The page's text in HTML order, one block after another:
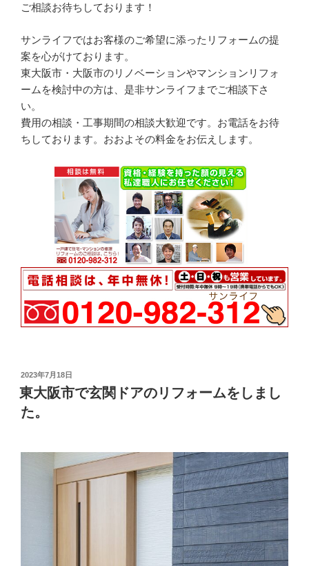
ご相談お待ちしております！
サンライフではお客様のご希望に添ったリフォームの提
案を心がけております。
東大阪市・大阪市のリノベーションやマンションリフォ
ームを検討中の方は、是非サンライフまでご相談下さ
い。
費用の相談・工事期間の相談大歓迎です。お電話をお待
ちしております。おおよその料金をお伝えします。
投
稿
日:
2023年7月18日
東大阪市で玄関ドアのリフォームをしまし
た。